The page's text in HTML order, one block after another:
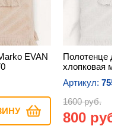
EVAN
Полотенце
хлопковая
Артикул:
1600 руб.
800 руб.